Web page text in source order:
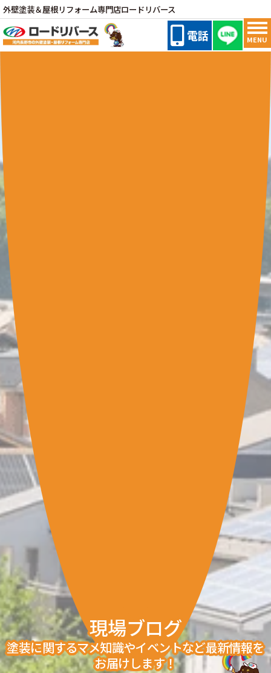
外壁塗装＆屋根リフォーム専門店ロードリバース
電話 MENU
現場ブログ
塗装に関するマメ知識やイベントなど最新情報を
お届けします！